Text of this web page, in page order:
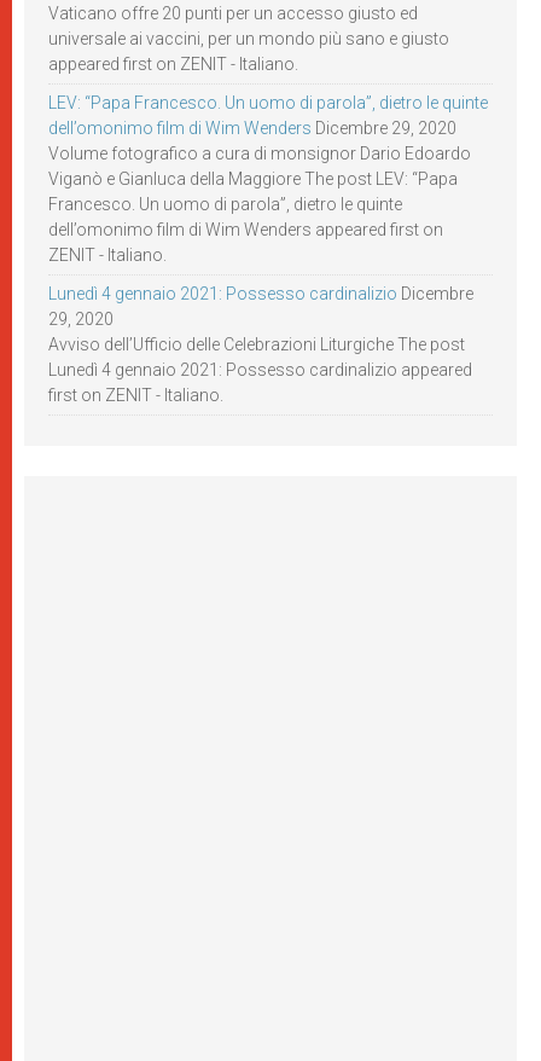
Vaticano offre 20 punti per un accesso giusto ed
universale ai vaccini, per un mondo più sano e giusto
appeared first on ZENIT - Italiano.
LEV: “Papa Francesco. Un uomo di parola”, dietro le quinte
dell’omonimo film di Wim Wenders Dicembre 29, 2020
Volume fotografico a cura di monsignor Dario Edoardo
Viganò e Gianluca della Maggiore The post LEV: “Papa
Francesco. Un uomo di parola”, dietro le quinte
dell’omonimo film di Wim Wenders appeared first on
ZENIT - Italiano.
Lunedì 4 gennaio 2021: Possesso cardinalizio Dicembre
29, 2020
Avviso dell’Ufficio delle Celebrazioni Liturgiche The post
Lunedì 4 gennaio 2021: Possesso cardinalizio appeared
first on ZENIT - Italiano.